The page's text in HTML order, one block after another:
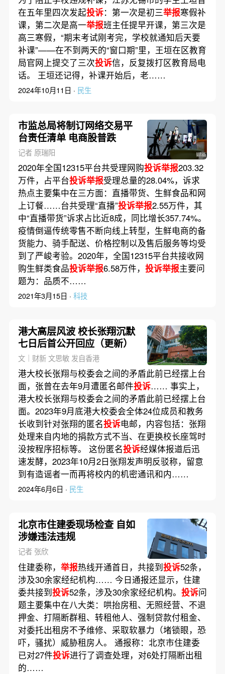
在五年里四次发起投诉：第一次是初三举报寒假补
课，第二次是高一举报班主任提早开课，第三次是
高三寒假，“期末考试刚考完，学校就通知后天要
补课”——在不到两天的“窗口期”里，王垣在区教育
局官网上提交了三次投诉信，反复拨打区教育局电
话。 王垣还记得，补课开始后，老……
2024年10月11日 · 民生
市监总局将制订网络交易平
台责任清单 电商股普跌
记者 原瑞阳
2020年全国12315平台共受理网购投诉举报203.32
万件，占平台投诉举报受理总量的28.04%，诉求
热点主要集中在三方面：直播带货、生鲜食品和网
上订餐……台共受理“直播”投诉举报2.55万件，其
中“直播带货”诉求占比近8成，同比增长357.74%。
疫情倒逼传统零售不断向线上转型，生鲜电商的备
货能力、骑手配送、价格控制以及售后服务等均受
到了严峻考验。2020年，全国12315平台共接收网
购生鲜类食品投诉举报6.58万件， 投诉举报主要问
题为：品质不……
2021年3月15日 · 科技
港大高层风波 校长张翔沉默
七日后首公开回应（更新）
文｜财新 文思敏 发自香港
港大校长张翔与校委会之间的矛盾此前已经摆上台
面，张曾在去年9月遭匿名邮件投诉…… 事实上，
港大校长张翔与校委会之间的矛盾此前已经摆上台
面。2023年9月底港大校委会全体24位成员和教务
长收到针对张翔的匿名投诉电邮，内容包括：张翔
处理来自内地的捐款方式不当、在更换校长座驾时
没按程序招标等。 这份匿名投诉经媒体报道后迅
速发酵，2023年10月2日张翔发声明反驳称，留意
到有造谣者一而再将校内的机密通讯和内……
2024年6月6日 · 民生
北京市住建委现场检查 自如
涉嫌违法违规
记者 张欣
住建委称， 举报热线开通首日，共接到投诉52条，
涉及30余家经纪机构…… 今日通报还显示，住建
委共接到投诉52条，涉及30余家经纪机构。 投诉问
题主要集中在八大类：哄抬房租、无照经营、不退
押金、打隔断群租、转租他人、强制贷款付租金、
对委托出租房不予维修、采取软暴力（堵锁眼，恐
吓，骚扰）威胁租房人。 通报称：北京市住建委
已对27件投诉进行了调查处理，对6处打隔断出租
的……